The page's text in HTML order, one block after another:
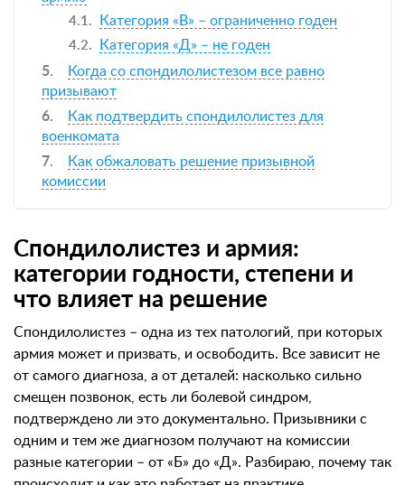
Категория «В» – ограниченно годен
Категория «Д» – не годен
Когда со спондилолистезом все равно
призывают
Как подтвердить спондилолистез для
военкомата
Как обжаловать решение призывной
комиссии
Спондилолистез и армия:
категории годности, степени и
что влияет на решение
Спондилолистез – одна из тех патологий, при которых
армия может и призвать, и освободить. Все зависит не
от самого диагноза, а от деталей: насколько сильно
смещен позвонок, есть ли болевой синдром,
подтверждено ли это документально. Призывники с
одним и тем же диагнозом получают на комиссии
разные категории – от «Б» до «Д». Разбираю, почему так